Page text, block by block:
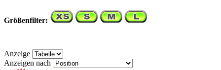
Größenfilter:
Anzeige
Anzeigen nach